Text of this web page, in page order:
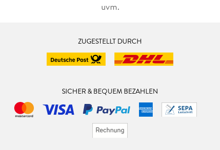
uvm.
ZUGESTELLT DURCH
SICHER & BEQUEM BEZAHLEN